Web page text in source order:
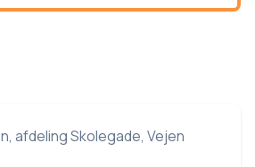
afdeling Skolegade, Vejen